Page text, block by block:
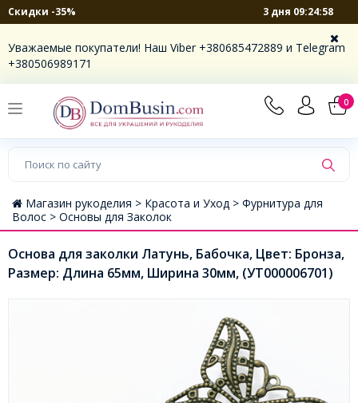
Скидки -35% 3 дня 09:24:58
Уважаемые покупатели! Наш Viber +380685472889 и Telegram
+380506989171
0
Магазин рукоделия > Красота и Уход > Фурнитура для
Волос > Основы для Заколок
Основа для заколки Латунь, Бабочка, Цвет: Бронза,
Размер: Длина 65мм, Ширина 30мм, (УТ000006701)